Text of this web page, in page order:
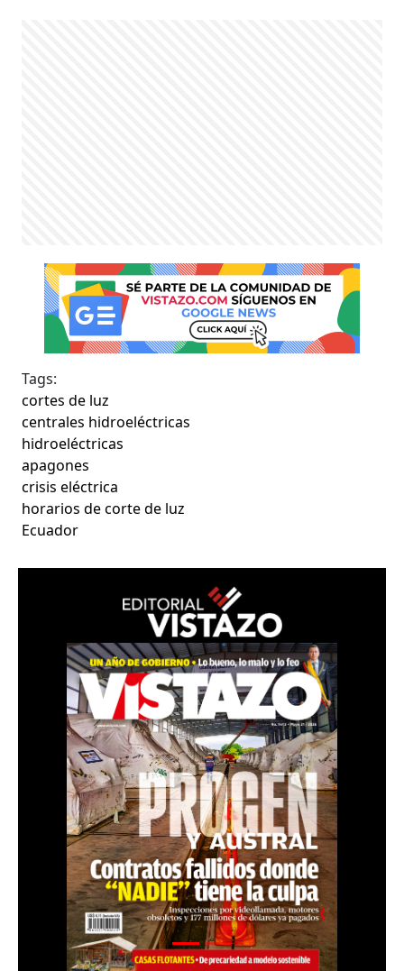
Tags:
cortes de luz
centrales hidroeléctricas
hidroeléctricas
apagones
crisis eléctrica
horarios de corte de luz
Ecuador